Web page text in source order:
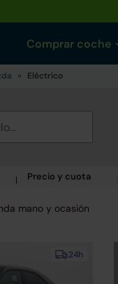
Comprar coche
Eléctrico
Precio y cuota
mano y ocasión
24h